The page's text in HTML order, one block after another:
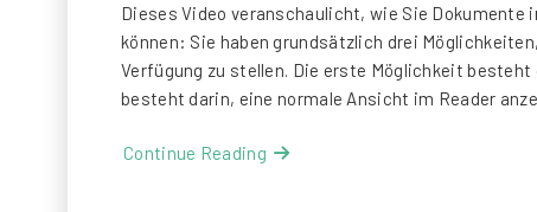
Dieses Video veranschaulicht, wie Sie Dokumente
können: Sie haben grundsätzlich drei
Verfügung zu stellen. Die erste Möglichkeit
besteht darin, eine normale Ansicht im Reader
Continue Reading